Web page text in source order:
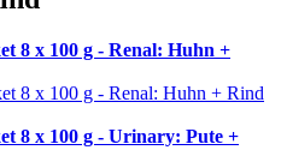
8 x 100 g - Renal: Huhn +
8 x 100 g - Urinary: Pute +